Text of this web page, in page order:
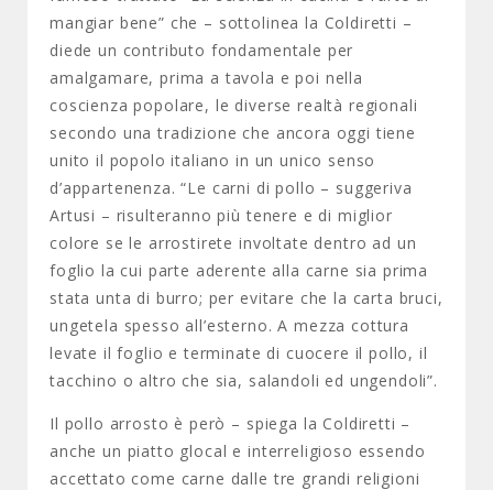
mangiar bene” che – sottolinea la Coldiretti –
diede un contributo fondamentale per
amalgamare, prima a tavola e poi nella
coscienza popolare, le diverse realtà regionali
secondo una tradizione che ancora oggi tiene
unito il popolo italiano in un unico senso
d’appartenenza. “Le carni di pollo – suggeriva
Artusi – risulteranno più tenere e di miglior
colore se le arrostirete involtate dentro ad un
foglio la cui parte aderente alla carne sia prima
stata unta di burro; per evitare che la carta bruci,
ungetela spesso all’esterno. A mezza cottura
levate il foglio e terminate di cuocere il pollo, il
tacchino o altro che sia, salandoli ed ungendoli”.
Il pollo arrosto è però – spiega la Coldiretti –
anche un piatto glocal e interreligioso essendo
accettato come carne dalle tre grandi religioni